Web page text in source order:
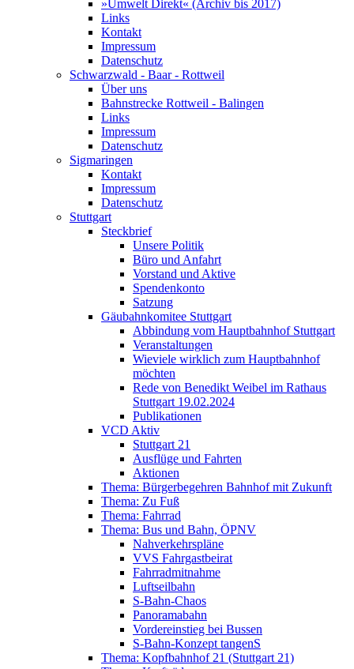
»Umwelt Direkt« (Archiv bis 2017)
Links
Kontakt
Impressum
Datenschutz
Schwarzwald - Baar - Rottweil
Über uns
Bahnstrecke Rottweil - Balingen
Links
Impressum
Datenschutz
Sigmaringen
Kontakt
Impressum
Datenschutz
Stuttgart
Steckbrief
Unsere Politik
Büro und Anfahrt
Vorstand und Aktive
Spendenkonto
Satzung
Gäubahnkomitee Stuttgart
Abbindung vom Hauptbahnhof Stuttgart
Veranstaltungen
Wieviele wirklich zum Hauptbahnhof
möchten
Rede von Benedikt Weibel im Rathaus
Stuttgart 19.02.2024
Publikationen
VCD Aktiv
Stuttgart 21
Ausflüge und Fahrten
Aktionen
Thema: Bürgerbegehren Bahnhof mit Zukunft
Thema: Zu Fuß
Thema: Fahrrad
Thema: Bus und Bahn, ÖPNV
Nahverkehrspläne
VVS Fahrgastbeirat
Fahrradmitnahme
Luftseilbahn
S-Bahn-Chaos
Panoramabahn
Vordereinstieg bei Bussen
S-Bahn-Konzept tangenS
Thema: Kopfbahnhof 21 (Stuttgart 21)